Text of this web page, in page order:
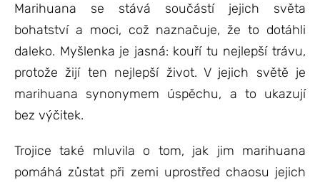
Marihuana se stává součástí jejich světa
bohatství a moci, což naznačuje, že to dotáhli
daleko. Myšlenka je jasná: kouří tu nejlepší trávu,
protože žijí ten nejlepší život. V jejich světě je
marihuana synonymem úspěchu, a to ukazují
bez výčitek.
Trojice také mluvila o tom, jak jim marihuana
pomáhá zůstat při zemi uprostřed chaosu jejich